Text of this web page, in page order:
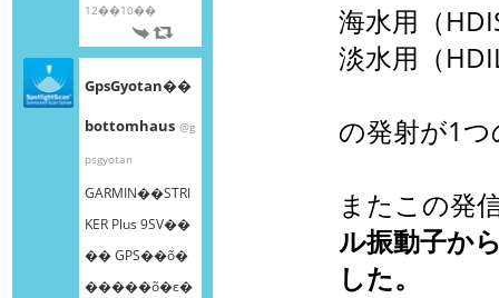
12��10��
GpsGyotan��
bottomhaus @g
psgyotan
GARMIN��STRI
KER Plus 9SV��
�� GPS��õ�
�����õ�ε�
海水用（
淡水用（
の発射が1
またこの発
ル振動子か
した。